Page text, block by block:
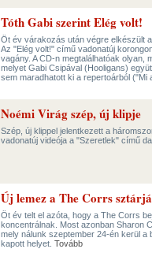
Tóth Gabi szerint Elég volt!
Öt év várakozás után végre elkészült
Az "Elég volt!" című vadonatúj
vagány. A CD-n megtalálhatóak olyan,
melyet Gabi Csipával (Hooligans)
sem maradhatott ki a repertoárból ("Mi
Noémi Virág szép, új klipje
Szép, új klippel jelentkezett a
vadonatúj videója a "Szeretlek" című
Új lemez a The Corrs
Öt év telt el azóta, hogy a The Corrs
koncentrálnak. Most azonban Sharon
mely nálunk szeptember 24-én kerül a
kapott helyet. Tovább